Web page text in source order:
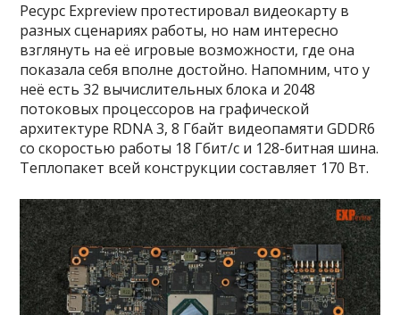
Ресурс Expreview протестировал видеокарту в
разных сценариях работы, но нам интересно
взглянуть на её игровые возможности, где она
показала себя вполне достойно. Напомним, что у
неё есть 32 вычислительных блока и 2048
потоковых процессоров на графической
архитектуре RDNA 3, 8 Гбайт видеопамяти GDDR6
со скоростью работы 18 Гбит/с и 128-битная шина.
Теплопакет всей конструкции составляет 170 Вт.